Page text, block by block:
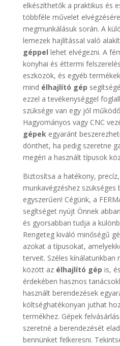
elkészíthetők a praktikus és
többféle művelet
megmunkálásuk során. A
lemezek hajlítással való
géppel lehet elvégezni. A
konyhai és éttermi
eszközök, és egyéb termékek
mind élhajlító gép
ezzel a tevékenységgel
szüksége van egy jól
Hagyományos vagy CNC
gépekegyaránt
dönthet, ha pedig szeretne
megéri a használt típusok
Biztosítsa a hatékony,
munkavégzéshez szükséges
egyszerűen! Cégünk, a
segítséget nyújt Önnek
és gyorsabban tudja a
Rengeteg kiváló minőségű
azokat a típusokat,
terveit. Széles
között az élhajlító gép is,
érdekében hasznos
használt berendezések
költséghatékonyan juthat
termékhez. Gépek
szeretné a berendezését
bennünket felkeresni.